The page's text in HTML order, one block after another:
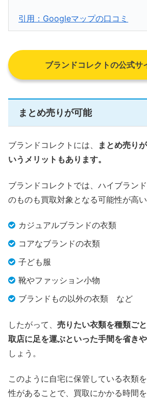
引用：Googleマップの口コミ
ブランドコレクトの公式サ
まとめ売りが可能
ブランドコレクトには、
まとめ売り
いうメリットもあります。
ブランドコレクトでは、ハイブラン
のものも買取対象となる可能性が高い
カジュアルブランドの衣類
コアなブランドの衣類
子ども服
靴やファッション小物
ブランドもの以外の衣類 など
したがって、 売りたい衣類を種類ご
取店に足を運ぶといった手間を省き
しょう。
このように自宅に保管している衣類
性があることで、買取にかかる時間を